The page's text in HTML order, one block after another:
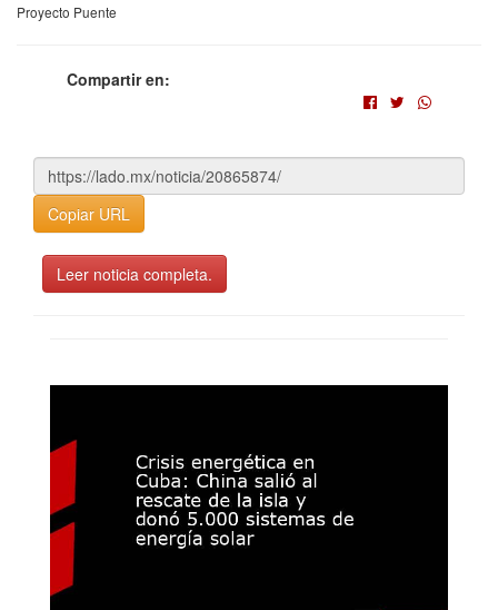
Proyecto Puente
Compartir en:
Copiar URL
Leer noticia completa.